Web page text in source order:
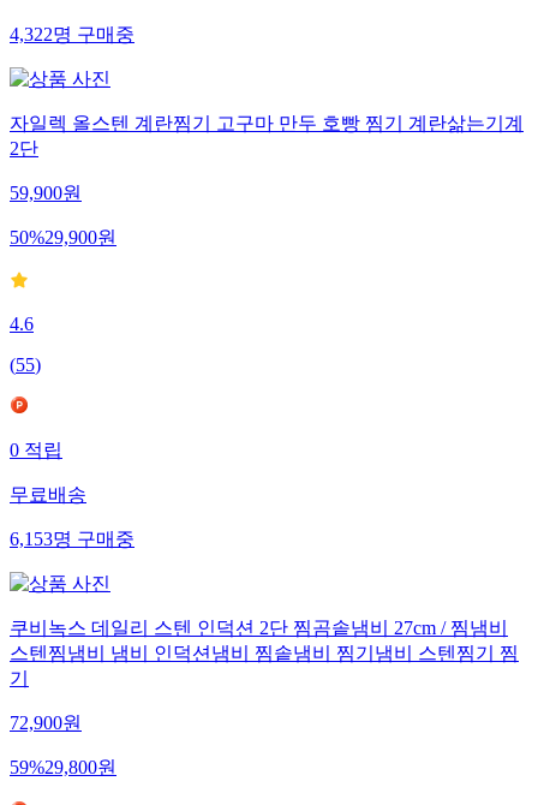
4,322명 구매중
자일렉 올스텐 계란찜기 고구마 만두 호빵 찜기 계란삶는기계
2단
59,900원
50%29,900원
4.6
(55)
0 적립
무료배송
6,153명 구매중
쿠비녹스 데일리 스텐 인덕션 2단 찜곰솥냄비 27cm / 찜냄비
스텐찜냄비 냄비 인덕션냄비 찜솥냄비 찜기냄비 스텐찜기 찜
기
72,900원
59%29,800원